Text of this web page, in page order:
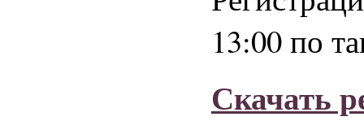
13:00 по
Скачать